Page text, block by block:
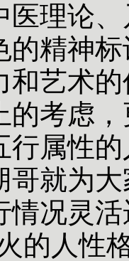
医理论
的精神
和艺术
的考虑
行属性
哥就为
情况灵
人性